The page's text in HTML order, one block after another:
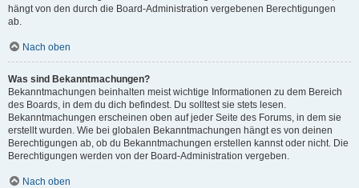
hängt von den durch die Board-Administration vergebenen Berechtigungen
ab.
Nach oben
Was sind Bekanntmachungen?
Bekanntmachungen beinhalten meist wichtige Informationen zu dem Bereich
des Boards, in dem du dich befindest. Du solltest sie stets lesen.
Bekanntmachungen erscheinen oben auf jeder Seite des Forums, in dem sie
erstellt wurden. Wie bei globalen Bekanntmachungen hängt es von deinen
Berechtigungen ab, ob du Bekanntmachungen erstellen kannst oder nicht. Die
Berechtigungen werden von der Board-Administration vergeben.
Nach oben